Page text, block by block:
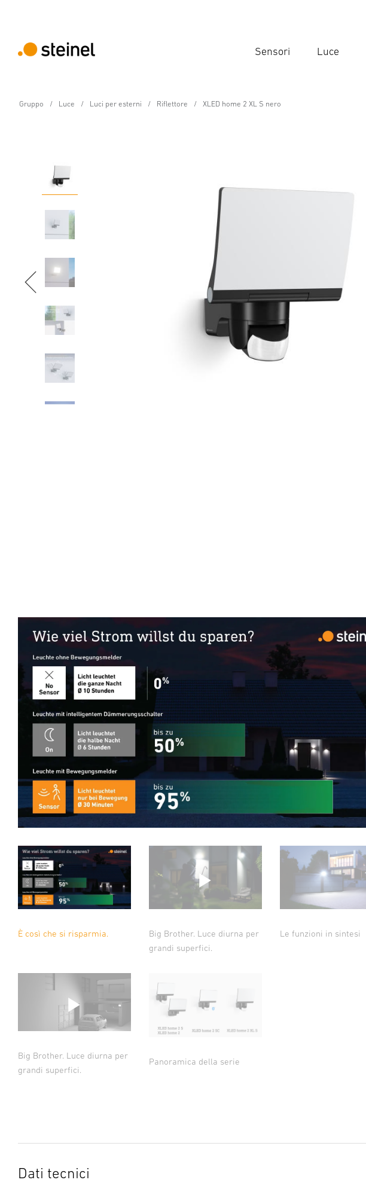
Sensori Luce
Gruppo Luce Luci per esterni Riflettore XLED home 2 XL S nero
Caratteristiche
È così che si risparmia.
Big Brother. Luce diurna per
grandi superfici.
Le funzioni in sintesi
Big Brother. Luce diurna per
grandi superfici.
Panoramica della serie
Dati tecnici